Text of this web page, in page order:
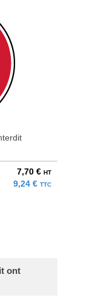
7,70 € HT
9,24 € TTC
ont